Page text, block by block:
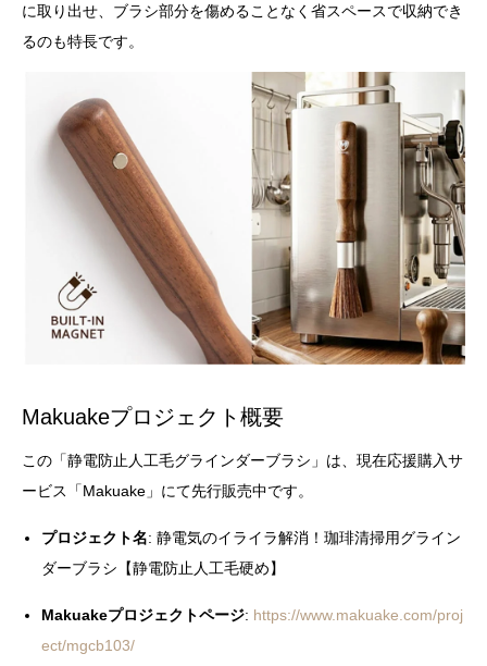
に取り出せ、ブラシ部分を傷めることなく省スペースで収納でき
るのも特長です。
Makuakeプロジェクト概要
この「静電防止人工毛グラインダーブラシ」は、現在応援購入サ
ービス「Makuake」にて先行販売中です。
プロジェクト名: 静電気のイライラ解消！珈琲清掃用グライン
ダーブラシ【静電防止人工毛硬め】
Makuakeプロジェクトページ: https://www.makuake.com/proj
ect/mgcb103/